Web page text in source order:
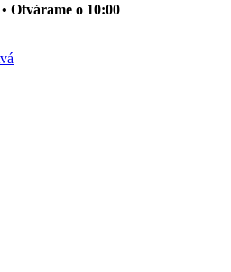
• Otvárame o 10:00